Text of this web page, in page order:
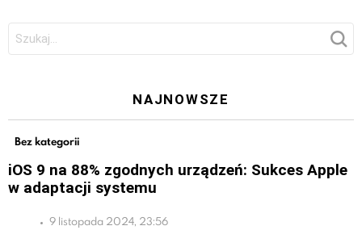
Szukaj:
NAJNOWSZE
Bez kategorii
iOS 9 na 88% zgodnych urządzeń: Sukces Apple
w adaptacji systemu
9 listopada 2024, 23:56